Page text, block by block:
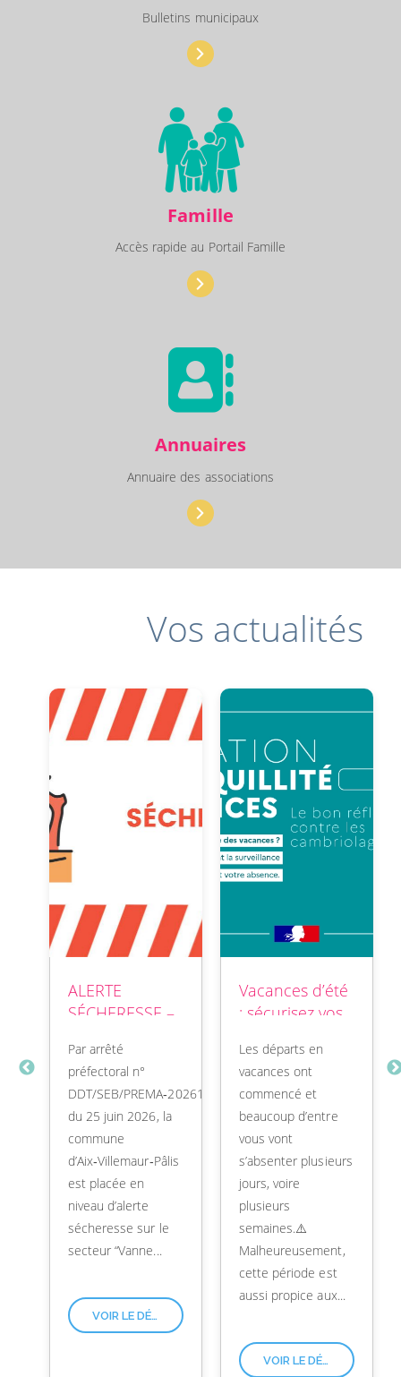
Bulletins municipaux
Famille
Accès rapide au Portail Famille
Annuaires
Annuaire des associations
Vos actualités
ALERTE
SÉCHERESSE –
D’EAU EN
VIGUEUR💧
Par arrêté
préfectoral n°
DDT/SEB/PREMA‑2026176‑0001
du 25 juin 2026, la
commune
d’Aix‑Villemaur‑Pâlis
est placée en
niveau d’alerte
sécheresse sur le
secteur “Vanne...
VOIR LE DÉTAIL
Vacances d’été
: sécurisez vos
!Les départs en
vacances ont
commencé et
beaucoup d’entre
vous vont
s’absenter plusieurs
jours, voire
plusieurs
semaines.⚠️
Malheureusement,
cette période est
aussi propice aux...
VOIR LE DÉTAIL